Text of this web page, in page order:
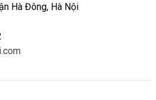
Hà Đông, Hà Nội